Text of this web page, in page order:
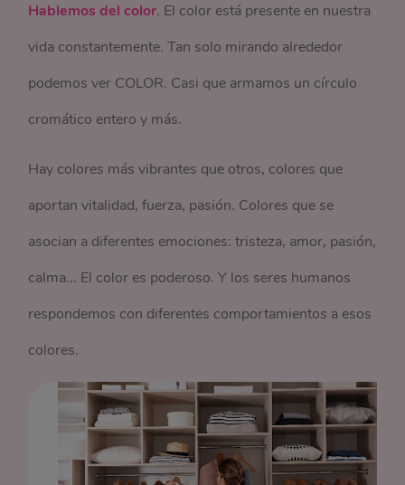
Hablemos del color. El color está presente en nuestra
vida constantemente. Tan solo mirando alrededor
podemos ver COLOR. Casi que armamos un círculo
cromático entero y más.
Hay colores más vibrantes que otros, colores que
aportan vitalidad, fuerza, pasión. Colores que se
asocian a diferentes emociones: tristeza, amor, pasión,
calma... El color es poderoso. Y los seres humanos
respondemos con diferentes comportamientos a esos
colores.